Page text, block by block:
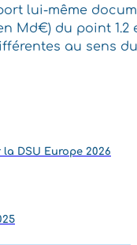
lui-même
Md€) du point
au sens
DSU Europe 2026